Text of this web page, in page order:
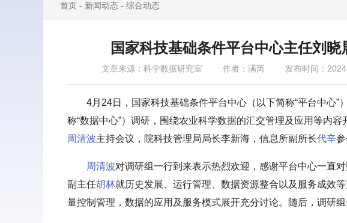
首页 - 新闻动态 - 综合动态
国家科技基础条件平台中心主任刘
文章来源：科学数据研究室 作者：满芮 发布时间：
4月24日，国家科技基础条件平台中心（以下简称“平台中心
称“数据中心”）调研，围绕农业科学数据的汇交管理及应用等内
周清波主持会议，院科技管理局局长李新海，信息所副所长代辛参
周清波对调研组一行到来表示热烈欢迎，感谢平台中心一直
副主任胡林就历史发展、运行管理、数据资源整合以及服务成效
量控制管理，数据的应用及服务模式展开充分讨论。随后，调研